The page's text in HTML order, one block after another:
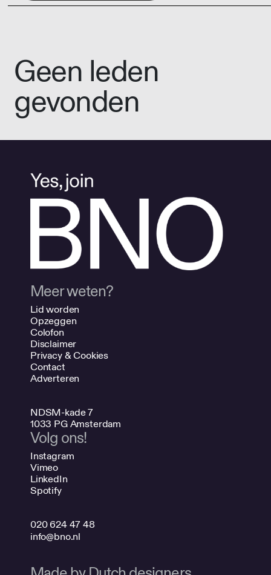
Geen leden
gevonden
Meer weten?
Lid worden
Opzeggen
Colofon
Disclaimer
Privacy & Cookies
Contact
Adverteren
NDSM-kade 7
1033 PG Amsterdam
Volg ons!
Instagram
Vimeo
LinkedIn
Spotify
020 624 47 48
info@bno.nl